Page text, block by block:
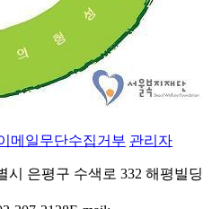
메일무단수집거부 관리자
시 은평구 수색로 332 해평빌딩